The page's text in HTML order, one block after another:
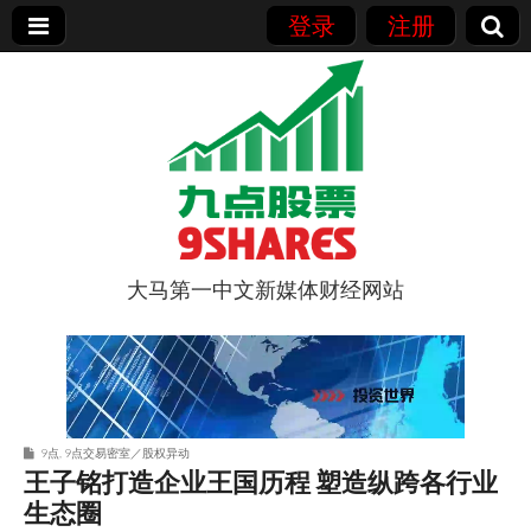
登录 注册
9点股票
大马第一中文新媒体财经网站
9点 9点交易密室／股权异动
王子铭打造企业王国历程 塑造纵跨各行业
生态圈